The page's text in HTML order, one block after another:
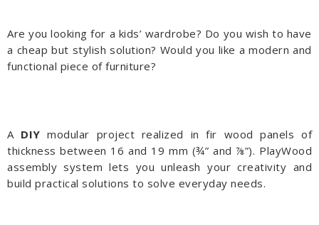
Are you looking for a kids’ wardrobe? Do you wish to have
a cheap but stylish solution? Would you like a modern and
functional piece of furniture?
A DIY modular project realized in fir wood panels of
thickness between 16 and 19 mm (¾” and ⅞”). PlayWood
assembly system lets you unleash your creativity and
build practical solutions to solve everyday needs.